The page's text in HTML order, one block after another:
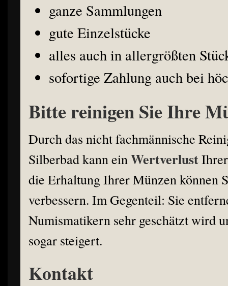
ganze Sammlungen
gute Einzelstücke
alles auch in allergrößten
sofortige Zahlung auch bei
Bitte reinigen Sie Ihre
Durch das nicht fachmännische
Silberbad kann einWertverlust
die Erhaltung Ihrer Münzen können
verbessern. Im Gegenteil: Sie
Numismatikern sehr geschätzt wird
sogar steigert.
Kontakt